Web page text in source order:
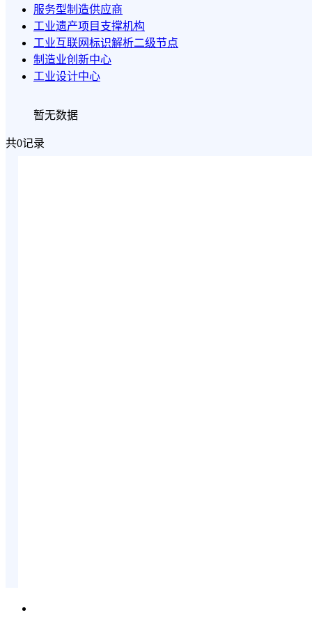
服务型制造供应商
工业遗产项目支撑机构
工业互联网标识解析二级节点
制造业创新中心
工业设计中心
暂无数据
共0记录